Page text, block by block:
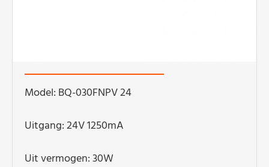
Model: BQ-030FNPV 24
Uitgang: 24V 1250mA
Uit vermogen: 30W